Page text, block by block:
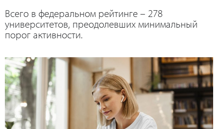
Всего в федеральном рейтинге – 278
университетов, преодолевших минимальный
порог активности.